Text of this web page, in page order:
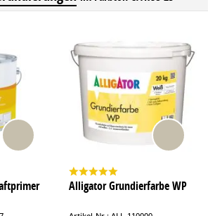
Alligator Grundierfarbe WP